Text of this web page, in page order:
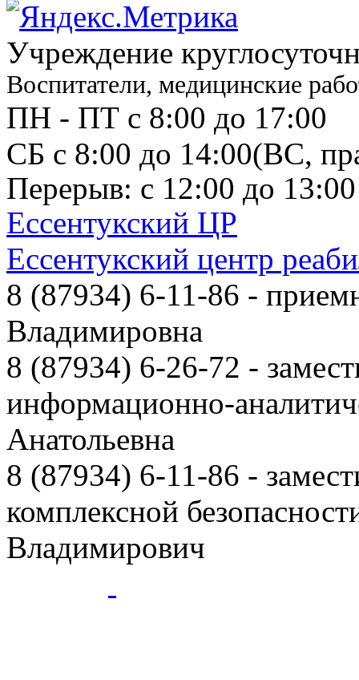
Учреждение
Воспитатели, медицинские
ПН - ПТ с 8:00 до 17:00
СБ с 8:00 до 14:00(ВС,
Перерыв: с 12:00 до 13:00
Ессентукский ЦР
Ессентукский центр
8 (87934) 6-11-86 -
Владимировна
8 (87934) 6-26-72 -
информационно-
Анатольевна
8 (87934) 6-11-86 -
комплексной
Владимирович